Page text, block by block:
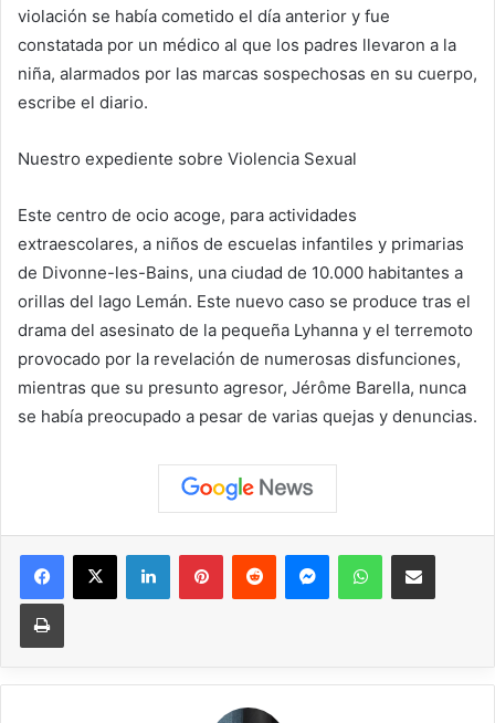
violación se había cometido el día anterior y fue
constatada por un médico al que los padres llevaron a la
niña, alarmados por las marcas sospechosas en su cuerpo,
escribe el diario.
Nuestro expediente sobre Violencia Sexual
Este centro de ocio acoge, para actividades
extraescolares, a niños de escuelas infantiles y primarias
de Divonne-les-Bains, una ciudad de 10.000 habitantes a
orillas del lago Lemán. Este nuevo caso se produce tras el
drama del asesinato de la pequeña Lyhanna y el terremoto
provocado por la revelación de numerosas disfunciones,
mientras que su presunto agresor, Jérôme Barella, nunca
se había preocupado a pesar de varias quejas y denuncias.
Facebook
X LinkedInPinterestReddit MessengerWhatsAppCompartir vía correo
Imprimir